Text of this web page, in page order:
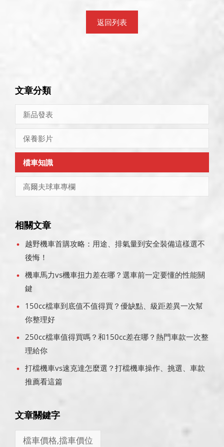
返回列表
文章分類
新品發表
保養影片
檔車知識
高爾夫球車專欄
相關文章
越野機車首購攻略：用途、排氣量到安全裝備這樣選不
後悔！
機車馬力vs機車扭力差在哪？選車前一定要懂的性能關
鍵
150cc檔車到底值不值得買？優缺點、級距差異一次幫
你整理好
250cc檔車值得買嗎？和150cc差在哪？熱門車款一次整
理給你
打檔機車vs速克達怎麼選？打檔機車操作、挑選、車款
推薦看這篇
文章關鍵字
檔車價格,擋車價位